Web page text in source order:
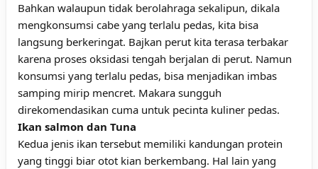
Bahkan walaupun tidak berolahraga sekalipun, dikala
mengkonsumsi cabe yang terlalu pedas, kita bisa
langsung berkeringat. Bajkan perut kita terasa terbakar
karena proses oksidasi tengah berjalan di perut. Namun
konsumsi yang terlalu pedas, bisa menjadikan imbas
samping mirip mencret. Makara sungguh
direkomendasikan cuma untuk pecinta kuliner pedas.
Ikan salmon dan Tuna
Kedua jenis ikan tersebut memiliki kandungan protein
yang tinggi biar otot kian berkembang. Hal lain yang